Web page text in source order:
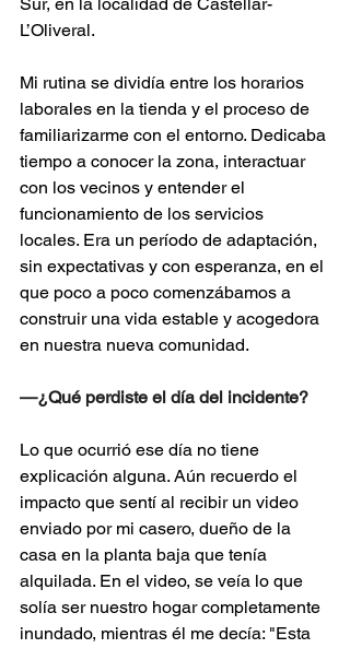
Sur, en la localidad de Castellar-
L’Oliveral.
Mi rutina se dividía entre los horarios
laborales en la tienda y el proceso de
familiarizarme con el entorno. Dedicaba
tiempo a conocer la zona, interactuar
con los vecinos y entender el
funcionamiento de los servicios
locales. Era un período de adaptación,
sin expectativas y con esperanza, en el
que poco a poco comenzábamos a
construir una vida estable y acogedora
en nuestra nueva comunidad.
—¿Qué perdiste el día del incidente?
Lo que ocurrió ese día no tiene
explicación alguna. Aún recuerdo el
impacto que sentí al recibir un video
enviado por mi casero, dueño de la
casa en la planta baja que tenía
alquilada. En el video, se veía lo que
solía ser nuestro hogar completamente
inundado, mientras él me decía: "Esta